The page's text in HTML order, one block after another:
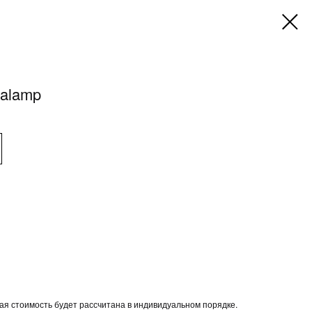
стоимость будет рассчитана в индивидуальном порядке.